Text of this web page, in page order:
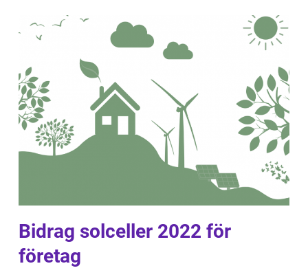
Bidrag solceller 2022 för
företag